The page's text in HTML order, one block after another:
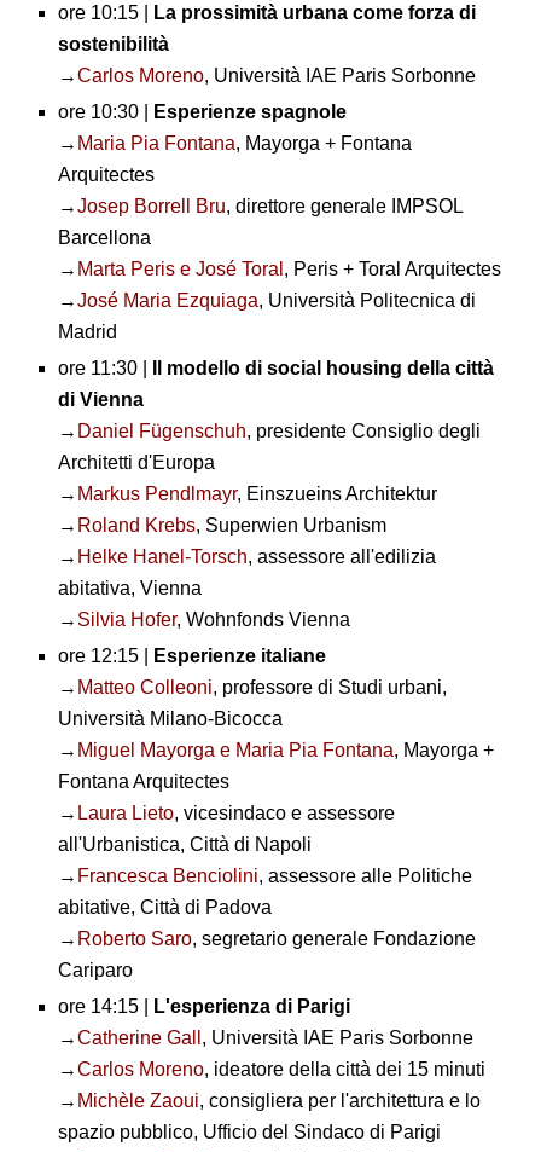
ore 10:15 |
La prossimità urbana come forza di
sostenibilità
→Carlos Moreno, Università IAE Paris Sorbonne
ore 10:30 |
Esperienze spagnole
→ Maria Pia Fontana, Mayorga + Fontana
Arquitectes
→Josep Borrell Bru, direttore generale IMPSOL
Barcellona
→ Marta Peris e José Toral , Peris + Toral Arquitectes
→José Maria Ezquiaga, Università Politecnica di
Madrid
ore 11:30 |
Il modello di social housing della città
di Vienna
→ Daniel Fügenschuh, presidente Consiglio degli
Architetti d'Europa
→ Markus Pendlmayr, Einszueins Architektur
→ Roland Krebs, Superwien Urbanism
→ Helke Hanel-Torsch, assessore all'edilizia
abitativa, Vienna
→ Silvia Hofer, Wohnfonds Vienna
ore 12:15 |
Esperienze italiane
→ Matteo Colleoni, professore di Studi urbani,
Università Milano-Bicocca
→ Miguel Mayorga e Maria Pia Fontana, Mayorga +
Fontana Arquitectes
→ Laura Lieto, vicesindaco e assessore
all'Urbanistica, Città di Napoli
→ Francesca Benciolini, assessore alle Politiche
abitative, Città di Padova
→ Roberto Saro, segretario generale Fondazione
Cariparo
ore 14:15 |
L'esperienza di Parigi
→Catherine Gall , Università IAE Paris Sorbonne
→Carlos Moreno, ideatore della città dei 15 minuti
→ Michèle Zaoui, consigliera per l'architettura e lo
spazio pubblico, Ufficio del Sindaco di Parigi